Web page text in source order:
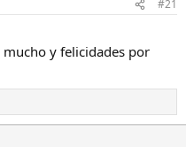
#21
y felicidades por